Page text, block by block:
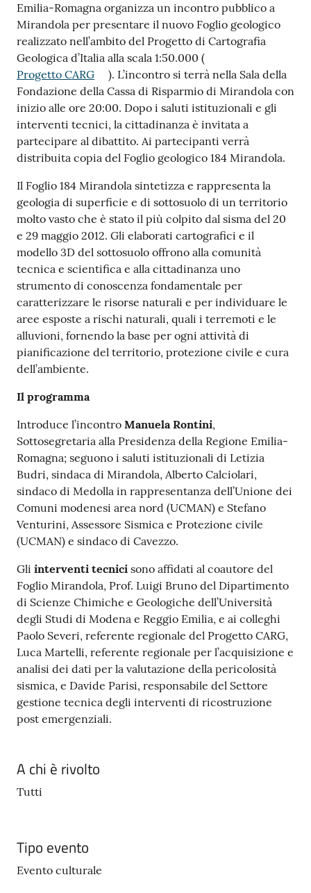
Sportello
telematico
SUE
Tutti
gli
argomenti...
Seguici
su
Emilia-Romagna organizza un incontro pubblico a
Mirandola per presentare il nuovo Foglio geologico
realizzato nell’ambito del Progetto di Cartografia
Geologica d’Italia alla scala 1:50.000 (
Progetto CARG
). L’incontro si terrà nella Sala della
Fondazione della Cassa di Risparmio di Mirandola con
inizio alle ore 20:00. Dopo i saluti istituzionali e gli
interventi tecnici, la cittadinanza è invitata a
partecipare al dibattito. Ai partecipanti verrà
distribuita copia del Foglio geologico 184 Mirandola.
Il Foglio 184 Mirandola sintetizza e rappresenta la
geologia di superficie e di sottosuolo di un territorio
molto vasto che è stato il più colpito dal sisma del 20
e 29 maggio 2012. Gli elaborati cartografici e il
modello 3D del sottosuolo offrono alla comunità
tecnica e scientifica e alla cittadinanza uno
strumento di conoscenza fondamentale per
caratterizzare le risorse naturali e per individuare le
aree esposte a rischi naturali, quali i terremoti e le
alluvioni, fornendo la base per ogni attività di
pianificazione del territorio, protezione civile e cura
dell’ambiente.
Il programma
Introduce l’incontro Manuela Rontini,
Sottosegretaria alla Presidenza della Regione Emilia-
Romagna; seguono i saluti istituzionali di Letizia
Budri, sindaca di Mirandola, Alberto Calciolari,
sindaco di Medolla in rappresentanza dell’Unione dei
Comuni modenesi area nord (UCMAN) e Stefano
Venturini, Assessore Sismica e Protezione civile
(UCMAN) e sindaco di Cavezzo.
Gli interventi tecnici sono affidati al coautore del
Foglio Mirandola, Prof. Luigi Bruno del Dipartimento
di Scienze Chimiche e Geologiche dell’Università
degli Studi di Modena e Reggio Emilia, e ai colleghi
Paolo Severi, referente regionale del Progetto CARG,
Luca Martelli, referente regionale per l’acquisizione e
analisi dei dati per la valutazione della pericolosità
sismica, e Davide Parisi, responsabile del Settore
gestione tecnica degli interventi di ricostruzione
post emergenziali.
A chi è rivolto
Tutti
Tipo evento
Evento culturale